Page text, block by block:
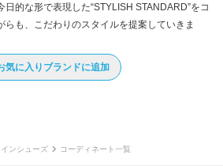
日的な形で表現した“STYLISH STANDARD”をコ
らも、こだわりのスタイルを提案していきま
気に入りブランドに追加
インシューズ コーディネート一覧